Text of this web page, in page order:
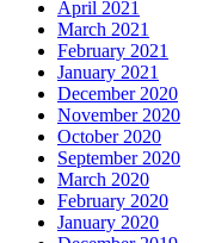
April 2021
March 2021
February 2021
January 2021
December 2020
November 2020
October 2020
September 2020
March 2020
February 2020
January 2020